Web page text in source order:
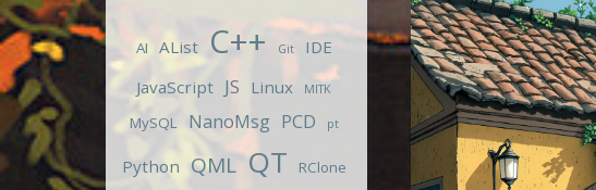
AI AList C++ Git
IDE
JavaScript JS Linux MITK
MySQL NanoMsg PCD pt
Python QML QT RClone